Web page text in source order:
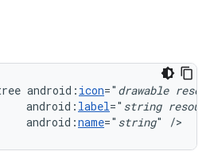
android: icon=" drawable
android: label=" string
android:name=" string" />